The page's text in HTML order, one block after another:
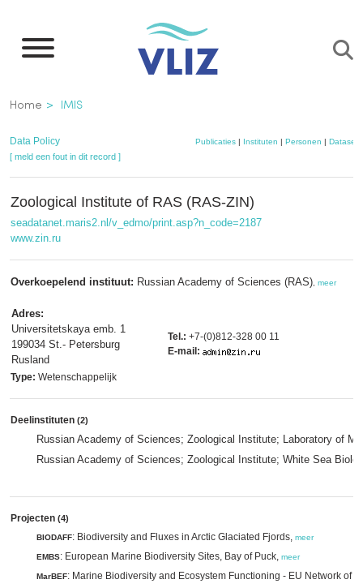
naar
inhoud
gaan
Kruimelpad
Home IMIS
Data Policy Publicaties| Instituten | Personen | Datasets
[ meld een fout in dit record ]
Zoological Institute of RAS (RAS-ZIN)
seadatanet.maris2.nl/v_edmo/print.asp?n_code=2187
www.zin.ru
Overkoepelend instituut: Russian Academy of Sciences (RAS) meer
Adres:
Universitetskaya emb. 1
199034 St.- Petersburg
Rusland
Tel.: +7-(0)812-328 00 11
E-mail:
Type: Wetenschappelijk
Deelinstituten (2)
Russian Academy of Sciences; Zoological Institute; Laboratory of
Russian Academy of Sciences; Zoological Institute; White Sea
Projecten (4)
BIODAFF: Biodiversity and Fluxes in Arctic Glaciated Fjords, meer
EMBS: European Marine Biodiversity Sites, Bay of Puck, meer
MarBEF: Marine Biodiversity and Ecosystem Functioning - EU Network of